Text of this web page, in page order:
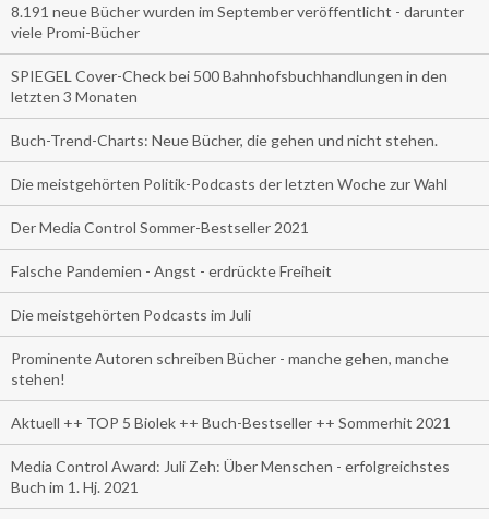
8.191 neue Bücher wurden im September veröffentlicht - darunter
viele Promi-Bücher
SPIEGEL Cover-Check bei 500 Bahnhofsbuchhandlungen in den
letzten 3 Monaten
Buch-Trend-Charts: Neue Bücher, die gehen und nicht stehen.
Die meistgehörten Politik-Podcasts der letzten Woche zur Wahl
Der Media Control Sommer-Bestseller 2021
Falsche Pandemien - Angst - erdrückte Freiheit
Die meistgehörten Podcasts im Juli
Prominente Autoren schreiben Bücher - manche gehen, manche
stehen!
Aktuell ++ TOP 5 Biolek ++ Buch-Bestseller ++ Sommerhit 2021
Media Control Award: Juli Zeh: Über Menschen - erfolgreichstes
Buch im 1. Hj. 2021